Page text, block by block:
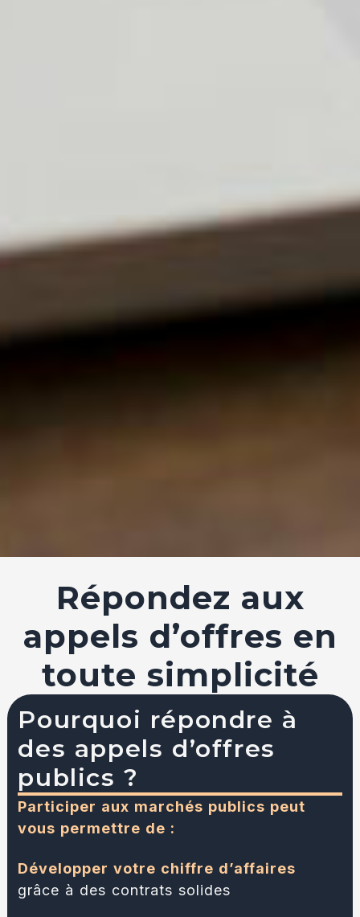
Répondez aux
appels d’offres en
toute simplicité
Pourquoi répondre à
des appels d’offres
publics ?
Participer aux marchés publics peut
vous permettre de :
Développer votre chiffre d’affaires
grâce à des contrats solides